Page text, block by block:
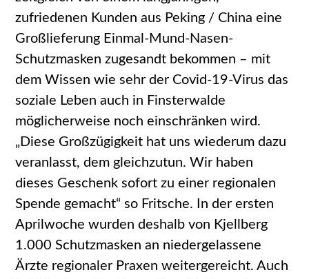
zufriedenen Kunden aus Peking / China eine
Großlieferung Einmal-Mund-Nasen-
Schutzmasken zugesandt bekommen – mit
dem Wissen wie sehr der Covid-19-Virus das
soziale Leben auch in Finsterwalde
möglicherweise noch einschränken wird.
„Diese Großzügigkeit hat uns wiederum dazu
veranlasst, dem gleichzutun. Wir haben
dieses Geschenk sofort zu einer regionalen
Spende gemacht“ so Fritsche. In der ersten
Aprilwoche wurden deshalb von Kjellberg
1.000 Schutzmasken an niedergelassene
Ärzte regionaler Praxen weitergereicht. Auch